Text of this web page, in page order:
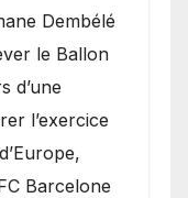
Dembélé
le Ballon
d’une
l’exercice
Barcelone